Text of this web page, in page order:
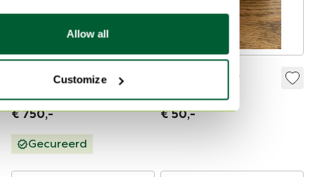
Allow all
Customize
VeArt wandlampen
Gismondi, jaren 80
€ 750,-
Gecureerd
Artemide Talo
€ 50,-